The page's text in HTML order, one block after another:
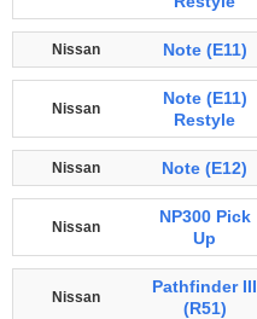
Nissan Note (E11)
Nissan
Note (E11)
Restyle
Nissan Note (E12)
Nissan
NP300 Pick
Up
Nissan
Pathfinder III
(R51)